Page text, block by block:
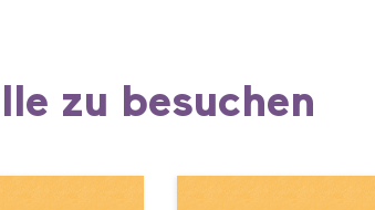
zu besuchen